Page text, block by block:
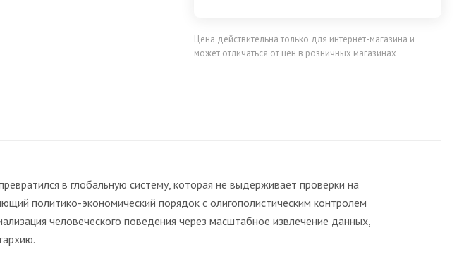
Цена действительна только для интернет-магазина и
может отличаться от цен в розничных магазинах
в глобальную систему, которая не выдерживает проверки на
политико-экономический порядок с олигополистическим контролем
человеческого поведения через масштабное извлечение данных,